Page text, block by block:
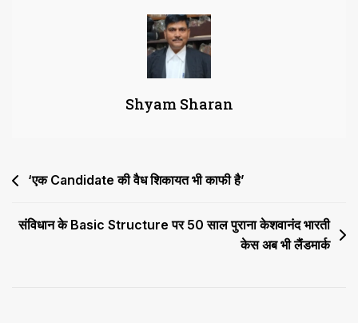
कर
1
को
आएं
Shyam Sharan
Post‘एक Candidate की वैध शिकायत भी काफी है’
संविधान के Basic Structure पर 50 साल पुराना केशवानंद भारती
केस अब भी लैंडमार्क